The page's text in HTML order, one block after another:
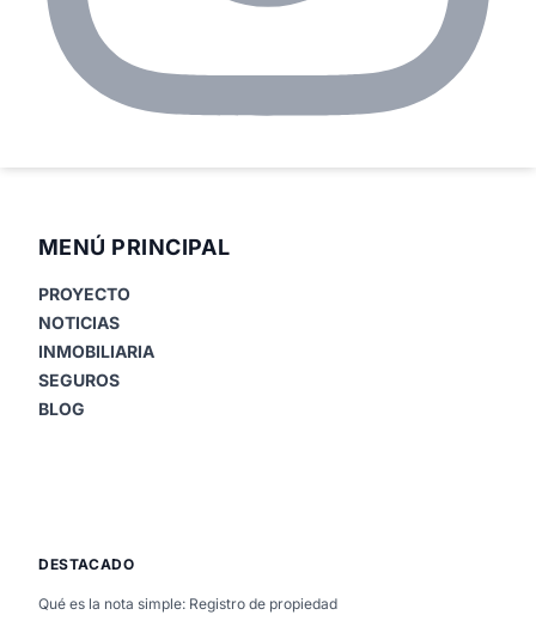
MENÚ PRINCIPAL
PROYECTO
NOTICIAS
INMOBILIARIA
SEGUROS
BLOG
DESTACADO
Qué es la nota simple: Registro de propiedad